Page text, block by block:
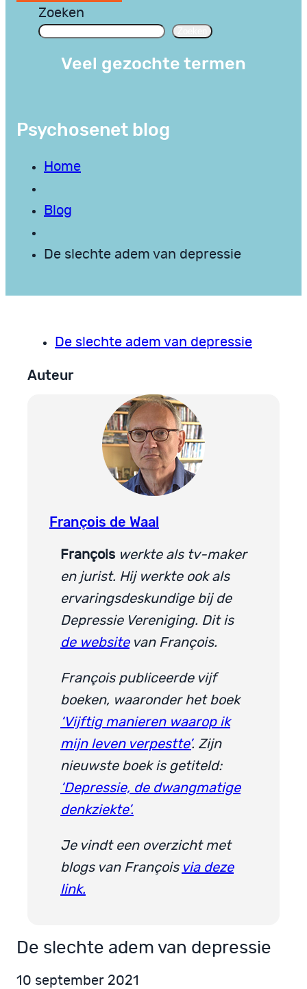
Zoeken
Veel gezochte termen
Psychosenet blog
Home
Blog
De slechte adem van depressie
De slechte adem van depressie
Auteur
François de Waal
François werkte als tv-maker
en jurist. Hij werkte ook als
ervaringsdeskundige bij de
Depressie Vereniging. Dit is
de websitevan François.
François publiceerde vijf
boeken, waaronder het boek
‘Vijftig manieren waarop ik
mijn leven verpestte’. Zijn
nieuwste boek is getiteld:
‘Depressie, de dwangmatige
denkziekte’.
Je vindt een overzicht met
blogs van François via deze
link.
De slechte adem van depressie
10 september 2021